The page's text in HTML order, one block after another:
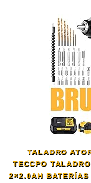
TALADRO
TECCPO
2×2.0AH